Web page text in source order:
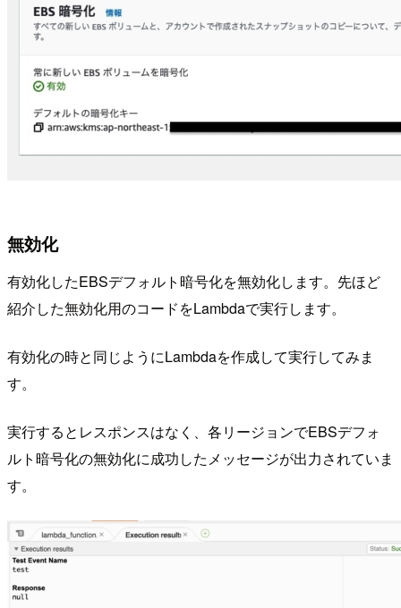
無効化
有効化したEBSデフォルト暗号化を無効化します。先ほど
紹介した無効化用のコードをLambdaで実行します。
有効化の時と同じようにLambdaを作成して実行してみま
す。
実行するとレスポンスはなく、各リージョンでEBSデフォ
ルト暗号化の無効化に成功したメッセージが出力されていま
す。